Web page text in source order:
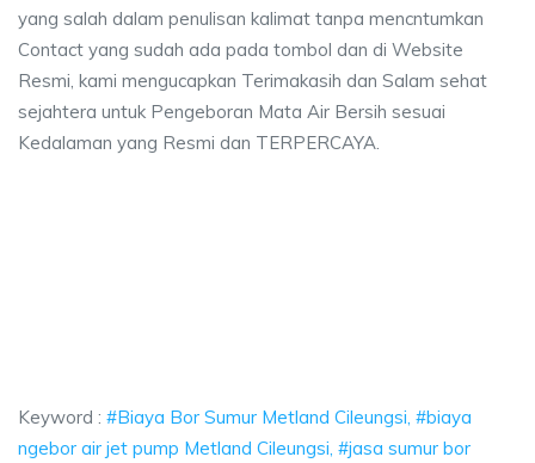
yang salah dalam penulisan kalimat tanpa mencntumkan
Contact yang sudah ada pada tombol dan di Website
Resmi, kami mengucapkan Terimakasih dan Salam sehat
sejahtera untuk Pengeboran Mata Air Bersih sesuai
Kedalaman yang Resmi dan TERPERCAYA.
Keyword : #Biaya Bor Sumur Metland Cileungsi, #biaya
ngebor air jet pump Metland Cileungsi, #jasa sumur bor